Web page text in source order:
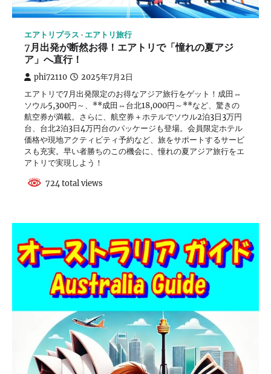
エアトリプラス エアトリ旅行
7月出発が断然お得！エアトリで「憧れの夏アジ
ア」へ直行！
phi72110 2025年7月2日
エアトリで7月出発限定のお得なアジア旅行をゲット！成田⇔
ソウル5,300円～、**成田⇔台北18,000円～**など、驚きの
航空券が満載。さらに、航空券＋ホテルでソウル2泊3日3万円
台、台北2泊3日4万円台のパッケージも登場。会員限定ホテル
価格や現地アクティビティ予約など、旅をサポートするサービ
スも充実。早い者勝ちのこの機会に、憧れの夏アジア旅行をエ
アトリで実現しよう！
724 total views